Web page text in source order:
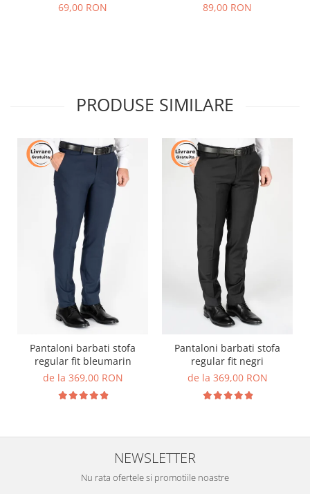
69,00 RON
89,00 RON
PRODUSE SIMILARE
Pantaloni barbati stofa
regular fit bleumarin
de la 369,00 RON
Pantaloni barbati stofa
regular fit negri
de la 369,00 RON
NEWSLETTER
Nu rata ofertele si promotiile noastre